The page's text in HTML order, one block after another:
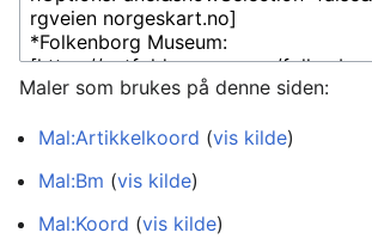
Maler som brukes på denne siden:
Mal:Artikkelkoord (vis kilde)
Mal:Bm (vis kilde)
Mal:Koord (vis kilde)